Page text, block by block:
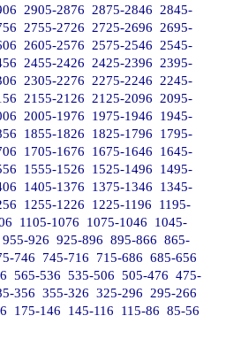
2905-2876 2875-2846
2845-
2755-2726 2725-2696
2695-
2605-2576 2575-2546
2545-
2455-2426 2425-2396
2395-
2305-2276 2275-2246
2245-
2155-2126 2125-2096
2095-
2005-1976 1975-1946
1945-
1855-1826 1825-1796
1795-
1705-1676 1675-1646
1645-
1555-1526 1525-1496
1495-
1405-1376 1375-1346
1345-
1255-1226 1225-1196
1195-
1105-1076 1075-1046
1045-
955-926 925-896 895-866 865-
746 745-716 715-686 685-656
565-536 535-506 505-476 475-
356 355-326 325-296
295-266
175-146 145-116 115-86 85-56